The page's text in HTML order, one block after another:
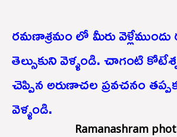
రమణాశ్రమం లో మీరు
తెల్సుకుని వెళ్ళండి. చాగంటి
చెప్పిన అరుణాచల ప్రవచనం
వెళ్ళండి.
Ramanashram